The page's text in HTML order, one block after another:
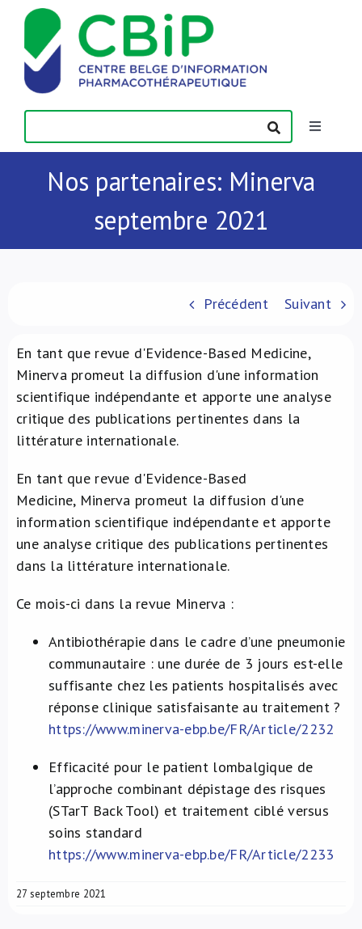
Passer
contenu
Toggle
Actualités
À propos de nous
NL
Nos partenaires: Minerva
septembre 2021
Précédent Suivant
En tant que revue d'Evidence-Based Medicine,
Minerva promeut la diffusion d'une information
scientifique indépendante et apporte une analyse
critique des publications pertinentes dans la
littérature internationale.
En tant que revue d'Evidence-Based
Medicine, Minerva promeut la diffusion d'une
information scientifique indépendante et apporte
une analyse critique des publications pertinentes
dans la littérature internationale.
Ce mois-ci dans la revue Minerva :
Antibiothérapie dans le cadre d’une pneumonie
communautaire : une durée de 3 jours est-elle
suffisante chez les patients hospitalisés avec
réponse clinique satisfaisante au traitement ?
https://www.minerva-ebp.be/FR/Article/2232
Efficacité pour le patient lombalgique de
l’approche combinant dépistage des risques
(STarT Back Tool) et traitement ciblé versus
soins standard
https://www.minerva-ebp.be/FR/Article/2233
27 septembre 2021